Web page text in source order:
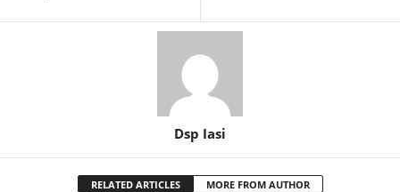
Dsp Iasi
RELATED ARTICLES MORE FROM AUTHOR